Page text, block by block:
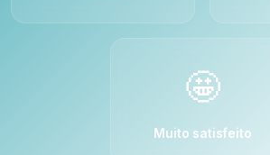
🤩
Muito satisfeito